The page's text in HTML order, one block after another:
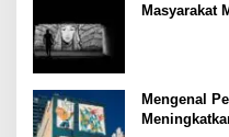
Masyarakat
Mengenal